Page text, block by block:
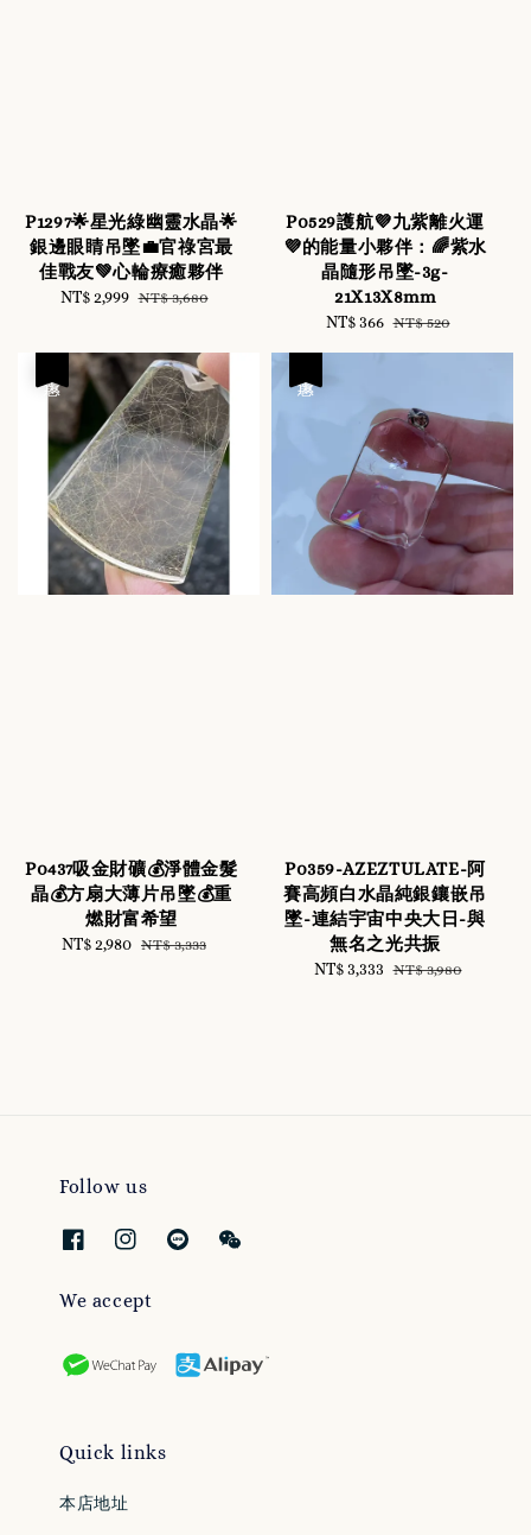
P1297🌟星光綠幽靈水晶🌟
銀邊眼睛吊墜💼官祿宮最
佳戰友💚心輪療癒夥伴
Sale
NT$ 2,999 Regular
NT$ 3,680
P0529護航💜九紫離火運
💜的能量小夥伴：🌈紫水
晶隨形吊墜-3g-
21X13X8mm
Sale
NT$ 366 Regular
NT$ 520
P0437吸金財礦💰淨體金髮
晶💰方扇大薄片吊墜💰重
燃財富希望
Sale
NT$ 2,980 Regular
NT$ 3,333
P0359-AZEZTULATE-阿
賽高頻白水晶純銀鑲嵌吊
墜-連結宇宙中央大日-與
無名之光共振
Sale
NT$ 3,333 Regular
NT$ 3,980
Follow us
We accept
Quick links
本店地址